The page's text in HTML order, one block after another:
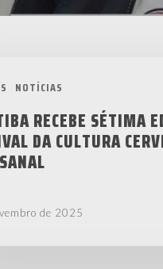
NOTÍCIAS
RECEBE SÉTIMA
DA CULTURA
de 2025